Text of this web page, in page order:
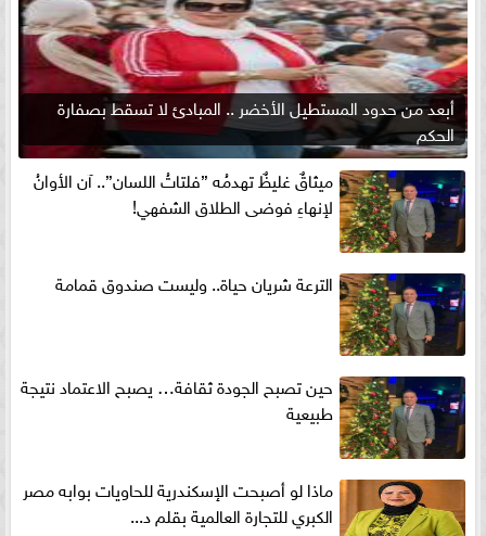
أبعد من حدود المستطيل الأخضر .. المبادئ لا تسقط بصفارة
الحكم
ميثاقٌ غليظٌ تهدمُه ”فلتاتُ اللسان”.. آن الأوانُ
لإنهاءِ فوضى الطلاق الشفهي!
الترعة شريان حياة.. وليست صندوق قمامة
حين تصبح الجودة ثقافة… يصبح الاعتماد نتيجة
طبيعية
ماذا لو أصبحت الإسكندرية للحاويات بوابه مصر
الكبري للتجارة العالمية بقلم د...